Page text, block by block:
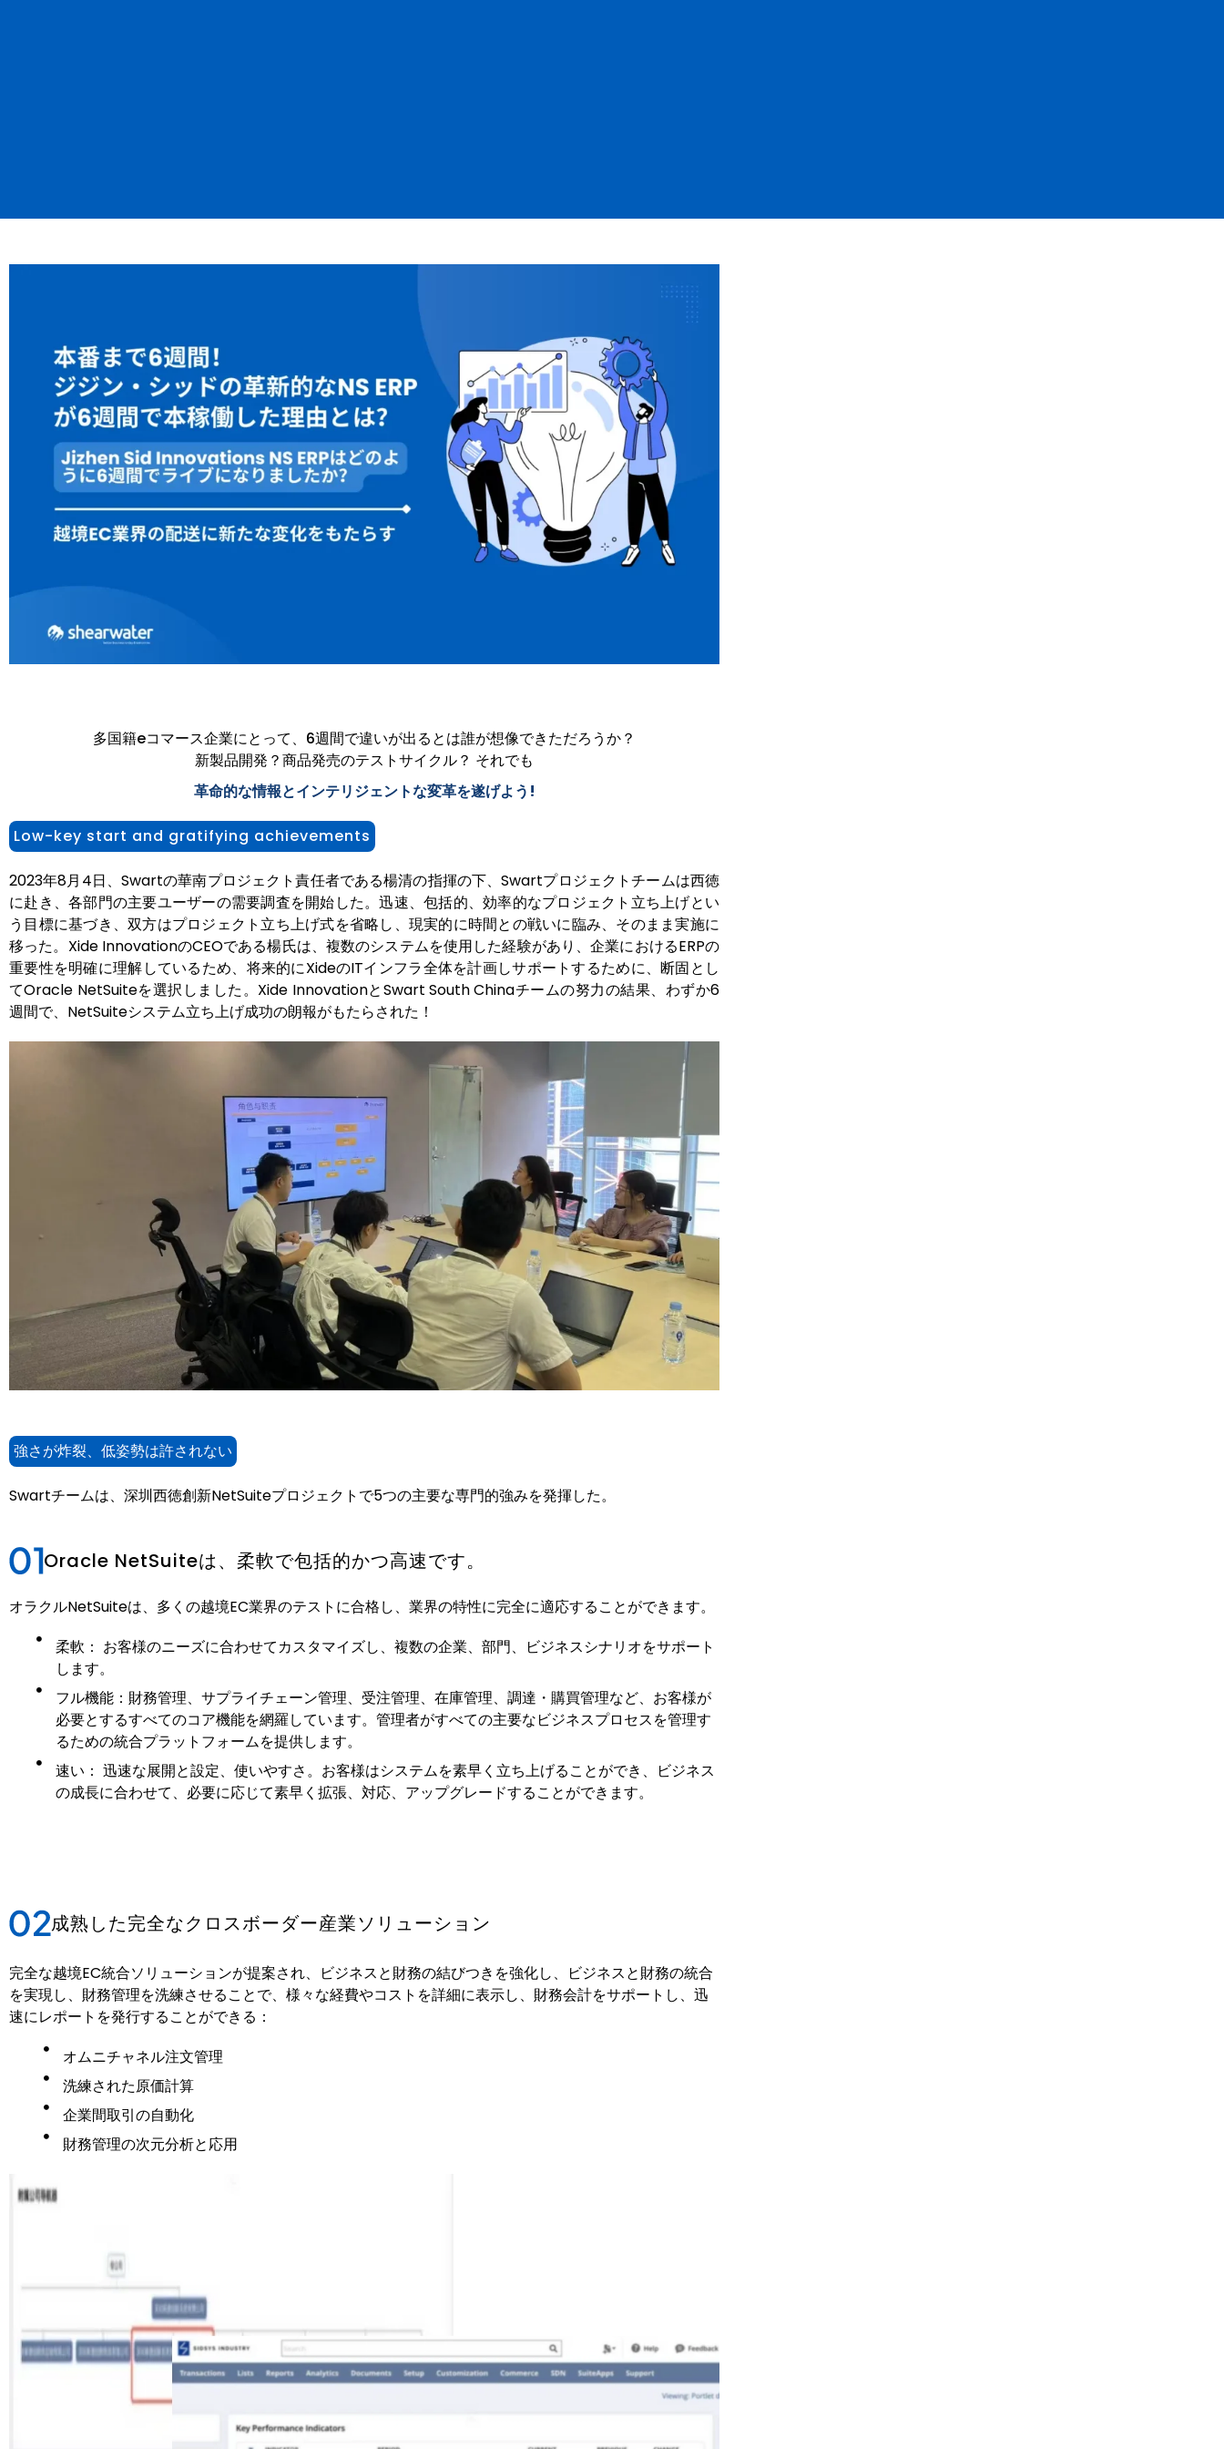
多国籍eコマース企業にとって、6週間で違いが出るとは誰が想像できただろうか？
新製品開発？商品発売のテストサイクル？ それでも
革命的な情報とインテリジェントな変革を遂げよう!
Low-key start and gratifying achievements
2023年8月4日、Swartの華南プロジェクト責任者である楊清の指揮の下、Swartプロジェクトチームは西徳
に赴き、各部門の主要ユーザーの需要調査を開始した。迅速、包括的、効率的なプロジェクト立ち上げとい
う目標に基づき、双方はプロジェクト立ち上げ式を省略し、現実的に時間との戦いに臨み、そのまま実施に
移った。Xide InnovationのCEOである楊氏は、複数のシステムを使用した経験があり、企業におけるERPの
重要性を明確に理解しているため、将来的にXideのITインフラ全体を計画しサポートするために、断固とし
てOracle NetSuiteを選択しました。 Xide InnovationとSwart South Chinaチームの努力の結果、わずか6
週間で、NetSuiteシステム立ち上げ成功の朗報がもたらされた！
強さが炸裂、低姿勢は許されない
Swartチームは、深圳西徳創新NetSuiteプロジェクトで5つの主要な専門的強みを発揮した。
Oracle NetSuiteは、柔軟で包括的かつ高速です。
オラクルNetSuiteは、多くの越境EC業界のテストに合格し、業界の特性に完全に適応することができます。
柔軟： お客様のニーズに合わせてカスタマイズし、複数の企業、部門、ビジネスシナリオをサポート
します。
フル機能：財務管理、サプライチェーン管理、受注管理、在庫管理、調達・購買管理など、お客様が
必要とするすべてのコア機能を網羅しています。管理者がすべての主要なビジネスプロセスを管理す
るための統合プラットフォームを提供します。
速い： 迅速な展開と設定、使いやすさ。お客様はシステムを素早く立ち上げることができ、ビジネス
の成長に合わせて、必要に応じて素早く拡張、対応、アップグレードすることができます。
成熟した完全なクロスボーダー産業ソリューション
完全な越境EC統合ソリューションが提案され、ビジネスと財務の結びつきを強化し、ビジネスと財務の統合
を実現し、財務管理を洗練させることで、様々な経費やコストを詳細に表示し、財務会計をサポートし、迅
速にレポートを発行することができる：
オムニチャネル注文管理
洗練された原価計算
企業間取引の自動化
財務管理の次元分析と応用